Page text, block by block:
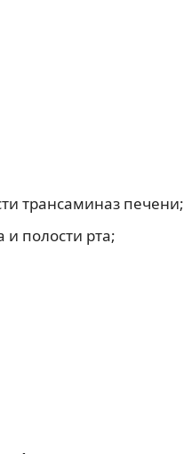
трансаминаз печени;
полости рта;